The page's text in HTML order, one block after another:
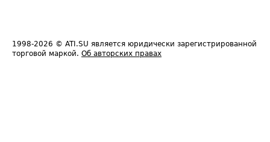
1998-2026 © ATI.SU является юридически зарегистрированной
торговой маркой. Об авторских правах